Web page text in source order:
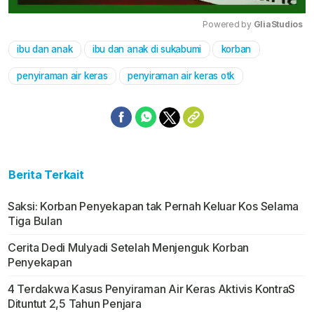
Mute
Powered by GliaStudios
ibu dan anak ibu dan anak di sukabumi korban
penyiraman air keras penyiraman air keras otk
Berita Terkait
Saksi: Korban Penyekapan tak Pernah Keluar Kos Selama
Tiga Bulan
Cerita Dedi Mulyadi Setelah Menjenguk Korban
Penyekapan
4 Terdakwa Kasus Penyiraman Air Keras Aktivis KontraS
Dituntut 2,5 Tahun Penjara